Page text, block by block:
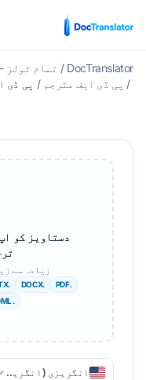
DocTranslator
/ تمام ٹولز
/ پی ڈی ایف مترجم / پی ڈی
دستاویز کو
زیادہ سے
.PDF
.DOCX
.PPTX
. IDML
انگریزی